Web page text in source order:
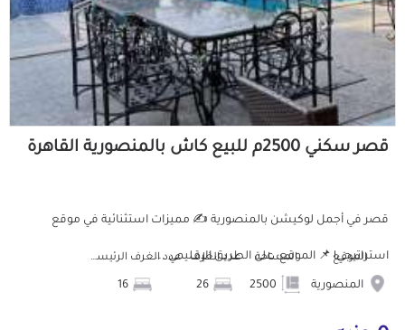
قصر سكني 2500م للبيع كاش بالمنصورية القاهرة
قصر في أجمل لوكيشن بالمنصورية ✍️ مميزات استثنائية في موقع
استراتيجي! 📌 الموقع: على الطريق الإقليمي ...
الموقع
المنصورية
المساحة عدد الغرف عدد الغرف الرئيسية